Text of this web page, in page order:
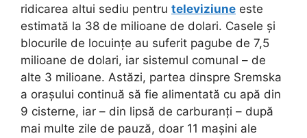
ridicarea altui sediu pentru televiziune este
estimată la 38 de milioane de dolari. Casele și
blocurile de locuințe au suferit pagube de 7,5
milioane de dolari, iar sistemul comunal – de
alte 3 milioane. Astăzi, partea dinspre Sremska
a orașului continuă să fie alimentată cu apă din
9 cisterne, iar – din lipsă de carburanți – după
mai multe zile de pauză, doar 11 mașini ale